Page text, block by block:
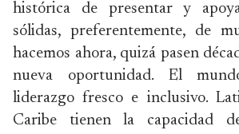
histórica de presentar y
sólidas, preferentemente, de
hacemos ahora, quizá pasen
nueva oportunidad. El
liderazgo fresco e inclusivo.
Caribe tienen la capacidad